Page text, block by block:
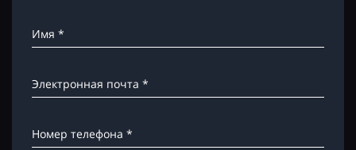
Имя *
Электронная почта *
Номер телефона *